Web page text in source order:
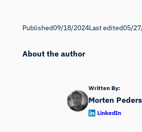
Published09/18/2024Last edited05/
About the author
Written By:
Morten
LinkedIn